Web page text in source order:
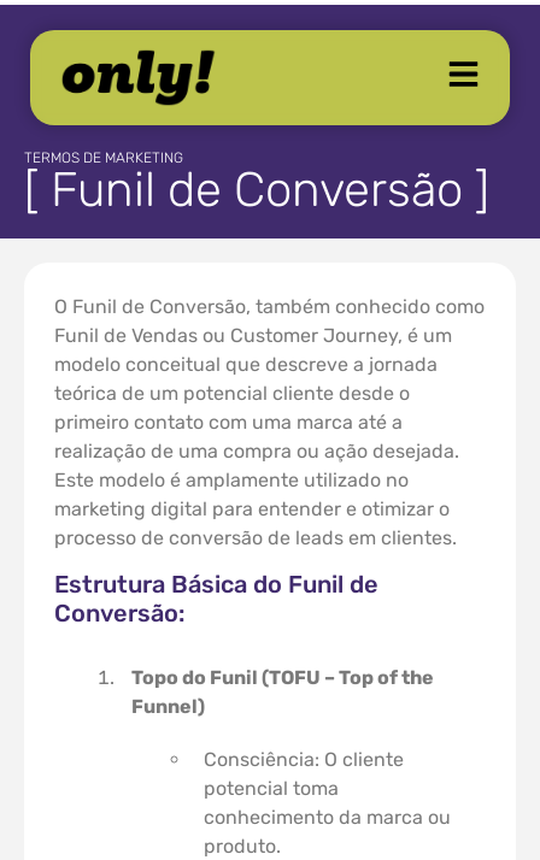
TERMOS DE MARKETING
[ Funil de Conversão ]
O Funil de Conversão, também conhecido como
Funil de Vendas ou Customer Journey, é um
modelo conceitual que descreve a jornada
teórica de um potencial cliente desde o
primeiro contato com uma marca até a
realização de uma compra ou ação desejada.
Este modelo é amplamente utilizado no
marketing digital para entender e otimizar o
processo de conversão de leads em clientes.
Estrutura Básica do Funil de
Conversão:
Topo do Funil (TOFU – Top of the
Funnel)
Consciência: O cliente
potencial toma
conhecimento da marca ou
produto.